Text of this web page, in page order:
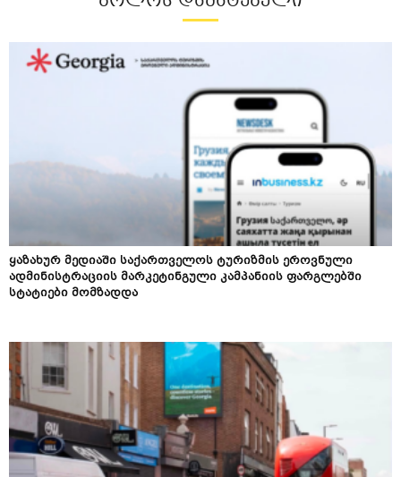
ყაზახურ მედიაში საქართველოს ტურიზმის ეროვნული
ადმინისტრაციის მარკეტინგული კამპანიის ფარგლებში
სტატიები მომზადდა